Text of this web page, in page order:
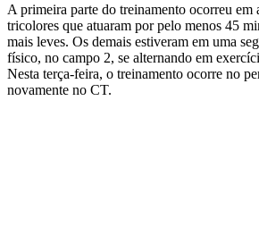
A primeira parte do treinamento ocorreu em
tricolores que atuaram por pelo menos 45
mais leves. Os demais estiveram em uma
físico, no campo 2, se alternando em
Nesta terça-feira, o treinamento ocorre no
novamente no CT.